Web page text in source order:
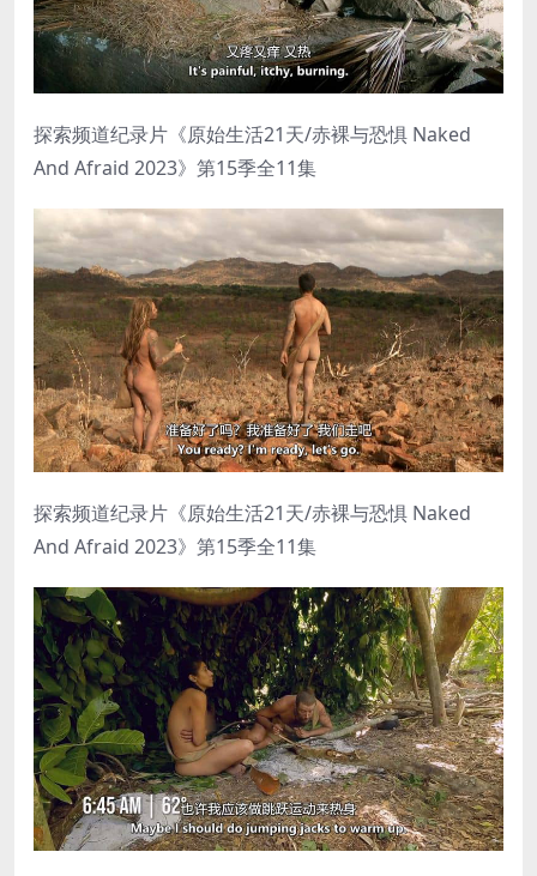
探索频道纪录片《原始生活21天/赤裸与恐惧 Naked
And Afraid 2023》第15季全11集
探索频道纪录片《原始生活21天/赤裸与恐惧 Naked
And Afraid 2023》第15季全11集